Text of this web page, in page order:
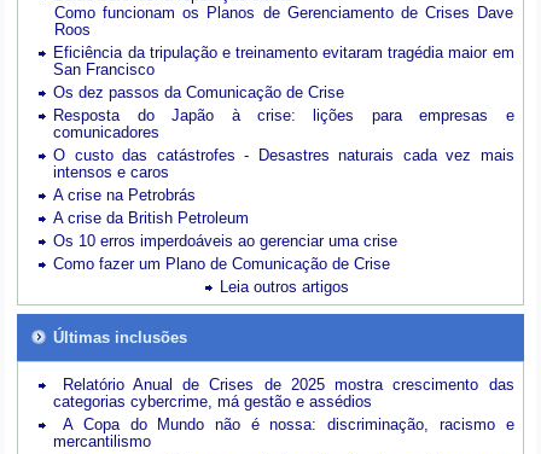
Como funcionam os Planos de Gerenciamento de Crises Dave
Roos
Eficiência da tripulação e treinamento evitaram tragédia maior em
San Francisco
Os dez passos da Comunicação de Crise
Resposta do Japão à crise: lições para empresas e
comunicadores
O custo das catástrofes -
Desastres naturais cada vez mais
intensos e caros
A crise na Petrobrás
A crise da British Petroleum
Os 10 erros imperdoáveis ao gerenciar uma crise
Como fazer um Plano de Comunicação de Crise
Leia outros artigos
Últimas inclusões
Relatório Anual de Crises de 2025 mostra crescimento das
categorias cybercrime, má gestão e assédios
A Copa do Mundo não é nossa: discriminação, racismo e
mercantilismo